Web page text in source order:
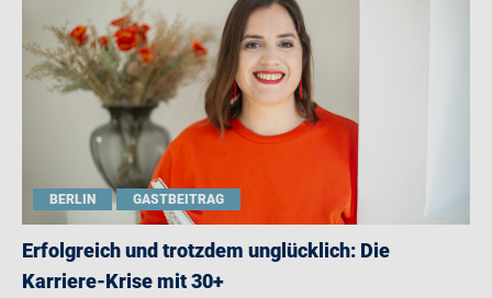
BERLIN GASTBEITRAG
Erfolgreich und trotzdem unglücklich: Die
Karriere-Krise mit 30+